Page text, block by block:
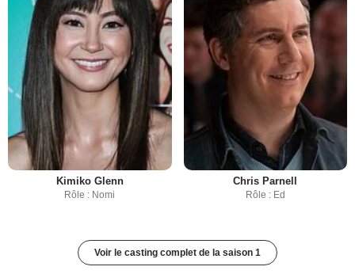
Kimiko Glenn
Rôle : Nomi
Chris Parnell
Rôle : Ed
Voir le casting complet de la saison 1